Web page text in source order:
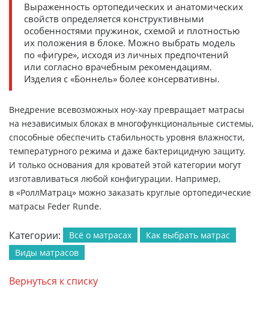
Выраженность ортопедических и анатомических
свойств определяется конструктивными
особенностями пружинок, схемой и плотностью
их положения в блоке. Можно выбрать модель
по «фигуре», исходя из личных предпочтений
или согласно врачебным рекомендациям.
Изделия с «Боннель» более консервативны.
Внедрение всевозможных ноу-хау превращает матрасы
на независимых блоках в многофункциональные системы,
способные обеспечить стабильность уровня влажности,
температурного режима и даже бактерицидную защиту.
И только основания для кроватей этой категории могут
изготавливаться любой конфигурации. Например,
в «РоллМатрац» можно заказать круглые ортопедические
матрасы Feder Runde.
Категории: Всё о матрасах
Как выбрать матрас
Виды матрасов
Вернуться к списку